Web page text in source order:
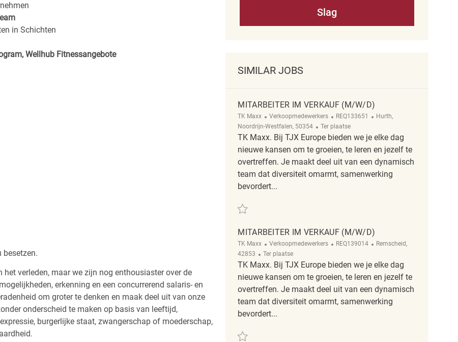
in Schichten
Wellhub Fitnessangebote
besetzen.
verleden, maar we zijn nog enthousiaster over de
erkenning en een concurrerend salaris- en
om groter te denken en maak deel uit van onze
onderscheid te maken op basis van leeftijd,
burgerlijke staat, zwangerschap of moederschap,
Slag
SIMILAR JOBS
MITARBEITER IM VERKAUF (M/W/D)
TK Maxx Categorie
Verkoopmedewerkers ReqId
REQ133651 Plaats
Hurth,
Noordrijn-Westfalen, 50354
Afgelegen
Ter plaatse
TK Maxx. Bij TJX Europe bieden we je elke dag
nieuwe kansen om te groeien, te leren en jezelf te
overtreffen. Je maakt deel uit van een dynamisch
team dat diversiteit omarmt, samenwerking
bevordert...
Redden Mitarbeiter im Verkauf (m/w/d) REQ133651
MITARBEITER IM VERKAUF (M/W/D)
TK Maxx Categorie
Verkoopmedewerkers ReqId
REQ139014 Plaats
Remscheid,
42853
Afgelegen
Ter plaatse
TK Maxx. Bij TJX Europe bieden we je elke dag
nieuwe kansen om te groeien, te leren en jezelf te
overtreffen. Je maakt deel uit van een dynamisch
team dat diversiteit omarmt, samenwerking
bevordert...